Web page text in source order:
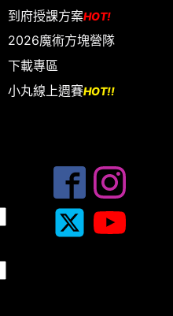
到府授課方案HOT!
2026魔術方塊營隊
下載專區
小丸線上週賽HOT!!